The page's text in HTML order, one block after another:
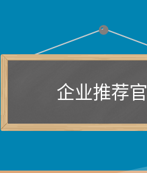
企业推荐官